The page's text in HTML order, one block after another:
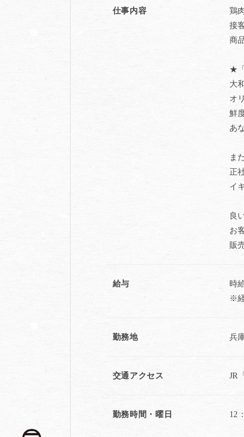
仕事内容
鶏
接
商
★
大
オ
鮮
あ
ま
正
イ
良
お
販
給与
時
※
勤務地 兵
交通アクセス JR
勤務時間・曜日 12